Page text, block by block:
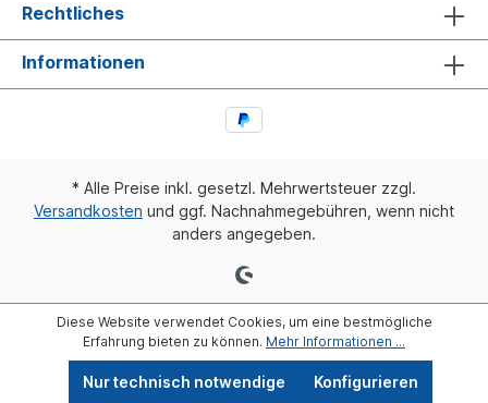
Rechtliches
Informationen
* Alle Preise inkl. gesetzl. Mehrwertsteuer zzgl.
Versandkosten und ggf. Nachnahmegebühren, wenn nicht
anders angegeben.
Diese Website verwendet Cookies, um eine bestmögliche
Erfahrung bieten zu können. Mehr Informationen ...
Nur technisch notwendige Konfigurieren